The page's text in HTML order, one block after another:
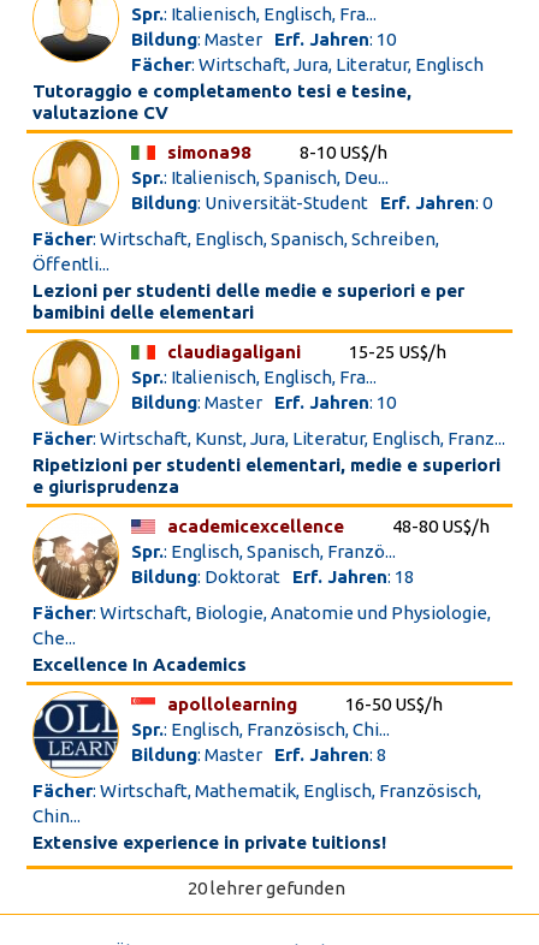
Spr.: Italienisch, Englisch, Fra...
Bildung: Master Erf. Jahren: 10
Fächer: Wirtschaft, Jura, Literatur, Englisch
Tutoraggio e completamento tesi e tesine,
valutazione CV
simona98
8-10 US$/h
Spr.: Italienisch, Spanisch, Deu...
Bildung: Universität-Student Erf. Jahren: 0
Fächer: Wirtschaft, Englisch, Spanisch, Schreiben,
Öffentli...
Lezioni per studenti delle medie e superiori e per
bamibini delle elementari
claudiagaligani
15-25 US$/h
Spr.: Italienisch, Englisch, Fra...
Bildung: Master Erf. Jahren: 10
Fächer: Wirtschaft, Kunst, Jura, Literatur, Englisch, Franz...
Ripetizioni per studenti elementari, medie e superiori
e giurisprudenza
academicexcellence
48-80 US$/h
Spr.: Englisch, Spanisch, Franzö...
Bildung: Doktorat Erf. Jahren: 18
Fächer: Wirtschaft, Biologie, Anatomie und Physiologie,
Che...
Excellence In Academics
apollolearning
16-50 US$/h
Spr.: Englisch, Französisch, Chi...
Bildung: Master Erf. Jahren: 8
Fächer: Wirtschaft, Mathematik, Englisch, Französisch,
Chin...
Extensive experience in private tuitions!
20 lehrer gefunden